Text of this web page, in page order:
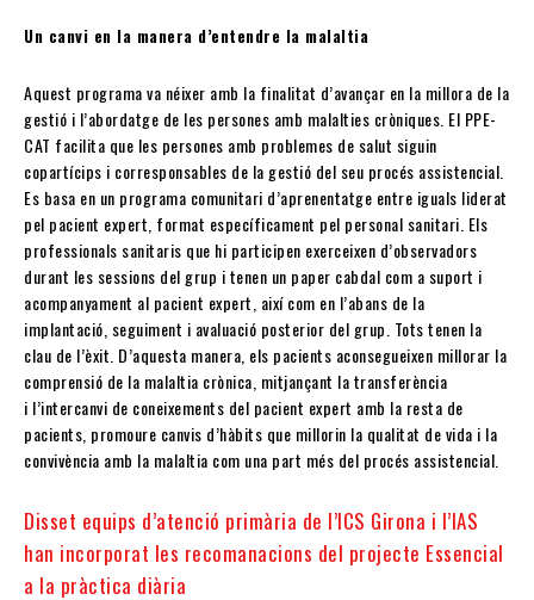
Un canvi en la manera d’entendre la malaltia
Aquest programa va néixer amb la finalitat d’avançar en la millora de la
gestió i l’abordatge de les persones amb malalties cròniques. El PPE-
CAT facilita que les persones amb problemes de salut siguin
copartícips i corresponsables de la gestió del seu procés assistencial.
Es basa en un programa comunitari d’aprenentatge entre iguals liderat
pel pacient expert, format específicament pel personal sanitari. Els
professionals sanitaris que hi participen exerceixen d’observadors
durant les sessions del grup i tenen un paper cabdal com a suport i
acompanyament al pacient expert, així com en l’abans de la
implantació, seguiment i avaluació posterior del grup. Tots tenen la
clau de l’èxit. D’aquesta manera, els pacients aconsegueixen millorar la
comprensió de la malaltia crònica, mitjançant la transferència
i l’intercanvi de coneixements del pacient expert amb la resta de
pacients, promoure canvis d’hàbits que millorin la qualitat de vida i la
convivència amb la malaltia com una part més del procés assistencial.
Disset equips d’atenció primària de l’ICS Girona i l’IAS
han incorporat les recomanacions del projecte Essencial
a la pràctica diària